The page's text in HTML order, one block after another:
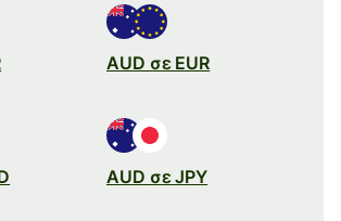
AUD σε EUR
AUD σε JPY